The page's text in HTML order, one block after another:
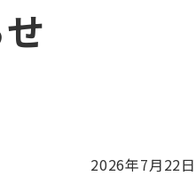
せ
2026年7月22日